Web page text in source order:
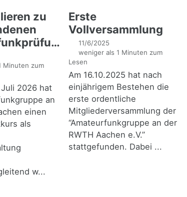
zu
Minuten zum
2026 hat
an
einen
als
w...
Erste
Vollversammlung
11/6/2025
weniger als 1 Minuten zum
Lesen
Am 16.10.2025 hat nach
einjährigem Bestehen die
erste ordentliche
Mitgliederversammlung der
“Amateurfunkgruppe an der
RWTH Aachen e.V.”
stattgefunden. Dabei ...